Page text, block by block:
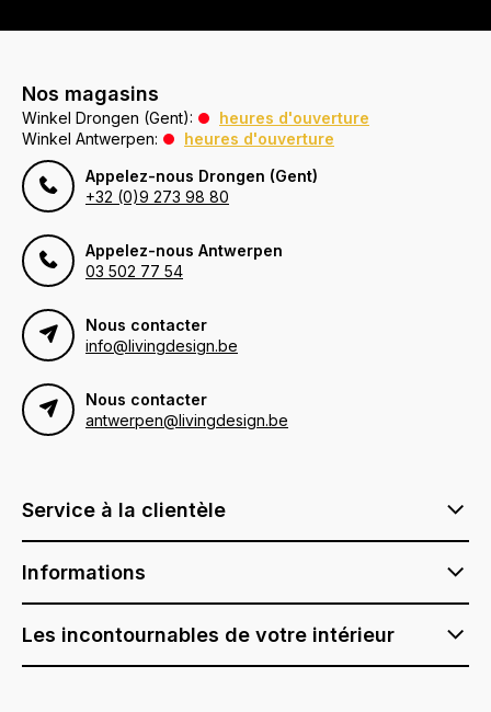
Nos magasins
Winkel Drongen (Gent):
heures d'ouverture
Winkel Antwerpen:
heures d'ouverture
Appelez-nous Drongen (Gent)
+32 (0)9 273 98 80
Appelez-nous Antwerpen
03 502 77 54
Nous contacter
info@livingdesign.be
Nous contacter
antwerpen@livingdesign.be
Service à la clientèle
Informations
Les incontournables de votre intérieur